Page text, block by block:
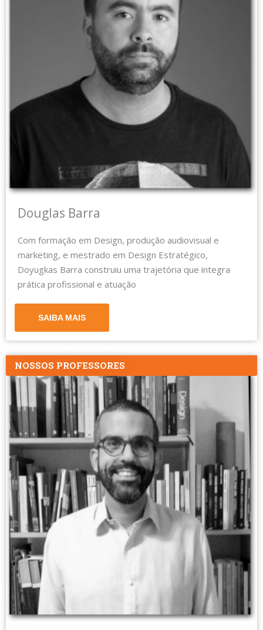
Douglas Barra
Com formação em Design, produção audiovisual e
marketing, e mestrado em Design Estratégico,
Doyugkas Barra construiu uma trajetória que integra
prática profissional e atuação
SAIBA MAIS
NOSSOS PROFESSORES